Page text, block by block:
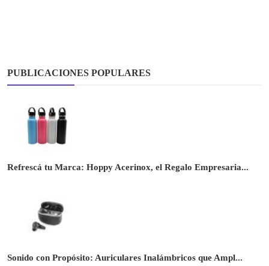
PUBLICACIONES POPULARES
Refrescá tu Marca: Hoppy Acerinox, el Regalo Empresaria...
Sonido con Propósito: Auriculares Inalámbricos que Ampl...